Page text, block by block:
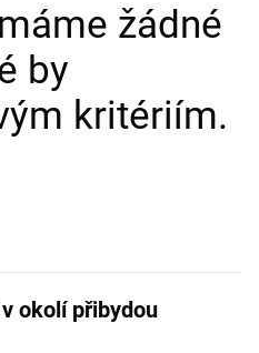
žádné
by
kritériím.
okolí přibydou